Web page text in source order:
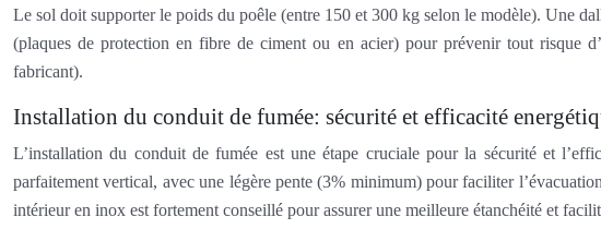
Le sol doit supporter le poids du poêle (entre 150 et 300 kg selon le modèle). Une
(plaques de protection en fibre de ciment ou en acier) pour prévenir tout risque
fabricant).
Installation du conduit de fumée: sécurité et efficacité
L’installation du conduit de fumée est une étape cruciale pour la sécurité et
parfaitement vertical, avec une légère pente (3% minimum) pour faciliter
intérieur en inox est fortement conseillé pour assurer une meilleure étanchéité et